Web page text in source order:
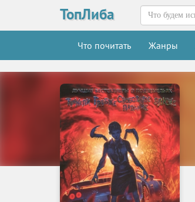
ТопЛиба
Что почитать Жанры